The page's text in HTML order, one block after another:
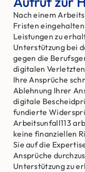
Nach einem
Fristen
Leistungen zu
Unterstützung bei
gegen die
digitalen
Ihre Ansprüche
Ablehnung Ihrer
digitale
fundierte
Arbeitsunfall113
keine finanziellen
Sie auf die
Ansprüche
Unterstützung zu